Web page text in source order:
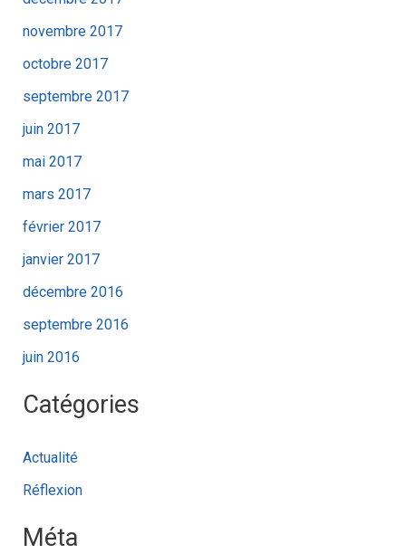
novembre 2017
octobre 2017
septembre 2017
juin 2017
mai 2017
mars 2017
février 2017
janvier 2017
décembre 2016
septembre 2016
juin 2016
Catégories
Actualité
Réflexion
Méta